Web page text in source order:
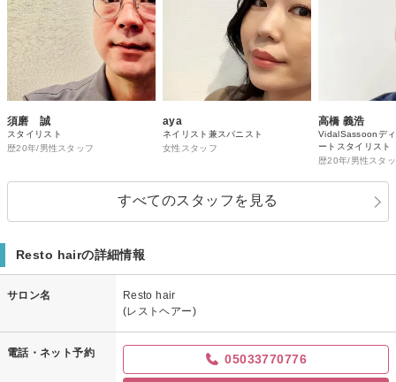
須磨 誠
スタイリスト
歴20年/男性スタッフ
aya
ネイリスト兼スパニスト
女性スタッフ
高橋 義浩
VidalSassoonデ
ートスタイリスト
歴20年/男性スタ
すべてのスタッフを見る
Resto hairの詳細情報
サロン名
Resto hair
(レストヘアー)
電話・ネット予約 05033770776